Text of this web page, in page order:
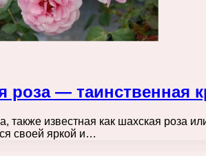
роза — таинственная
также известная как шахская роза
своей яркой и…